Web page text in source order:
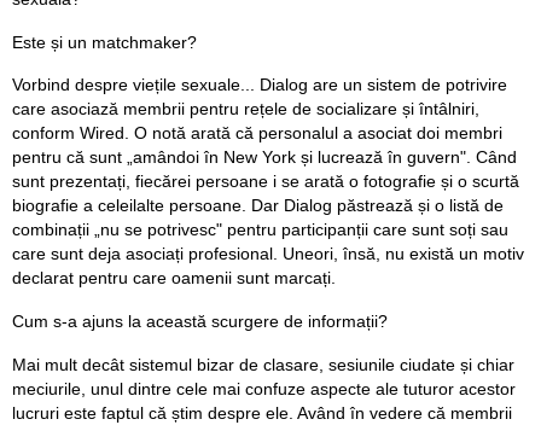
Este și un matchmaker?
Vorbind despre viețile sexuale... Dialog are un sistem de potrivire
care asociază membrii pentru rețele de socializare și întâlniri,
conform Wired. O notă arată că personalul a asociat doi membri
pentru că sunt „amândoi în New York și lucrează în guvern". Când
sunt prezentați, fiecărei persoane i se arată o fotografie și o scurtă
biografie a celeilalte persoane. Dar Dialog păstrează și o listă de
combinații „nu se potrivesc" pentru participanții care sunt soți sau
care sunt deja asociați profesional. Uneori, însă, nu există un motiv
declarat pentru care oamenii sunt marcați.
Cum s-a ajuns la această scurgere de informații?
Mai mult decât sistemul bizar de clasare, sesiunile ciudate și chiar
meciurile, unul dintre cele mai confuze aspecte ale tuturor acestor
lucruri este faptul că știm despre ele. Având în vedere că membrii